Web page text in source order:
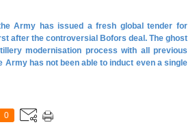
Army has issued a fresh global tender for
after the controversial Bofors deal. The ghost
modernisation process with all previous
has not been able to induct even a single
0